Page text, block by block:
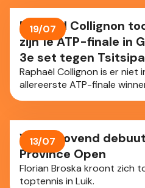
Raphäel Collignon
zijn 1e ATP-finale in
3e set tegen
Raphaël Collignon is er niet
allereerste ATP-finale
heeft zich wel enorm
gezichten tegen de Griek
85). Bij momenten
met te veel fouten op
uur en 17 minuten stond er
bord.
19/07
Veelbelovend
Province Open
Florian Broska kroont zich
toptennis in Luik.
13/07